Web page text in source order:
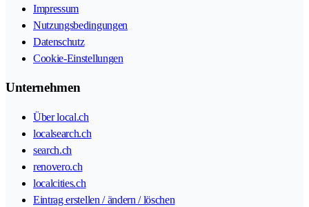
Impressum
Nutzungsbedingungen
Datenschutz
Cookie-Einstellungen
Unternehmen
Über local.ch
localsearch.ch
search.ch
renovero.ch
localcities.ch
Eintrag erstellen / ändern / löschen